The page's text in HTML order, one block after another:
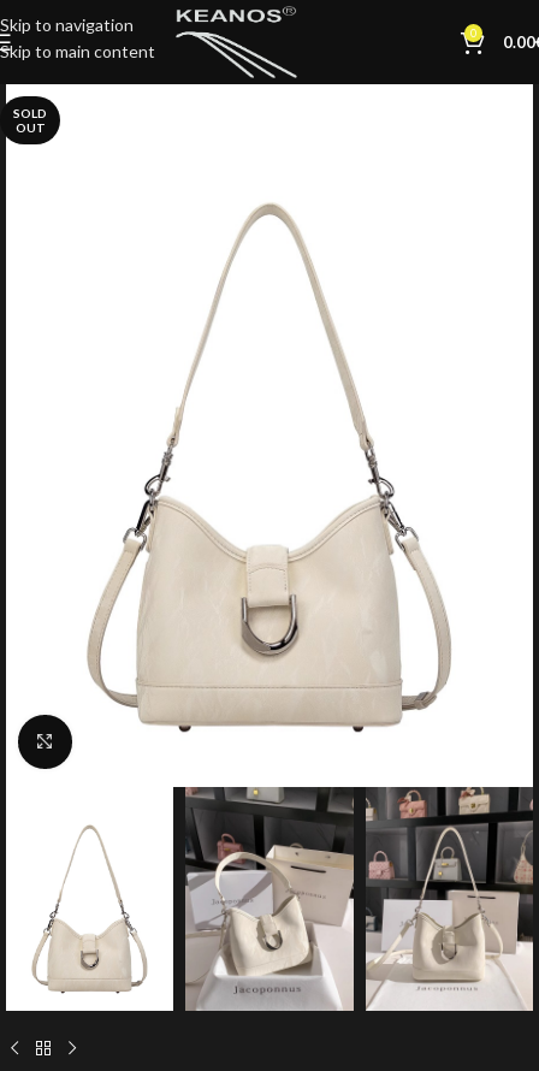
Skip to navigation
Skip to main content
0 0.00
SOLD
OUT
Click to enlarge